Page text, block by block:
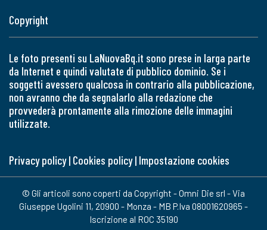
Copyright
Le foto presenti su LaNuovaBq.it sono prese in larga parte
da Internet e quindi valutate di pubblico dominio. Se i
soggetti avessero qualcosa in contrario alla pubblicazione,
non avranno che da segnalarlo alla redazione che
provvederà prontamente alla rimozione delle immagini
utilizzate.
Privacy policy| Cookies policy| Impostazione cookies
© Gli articoli sono coperti da Copyright - Omni Die srl - Via
Giuseppe Ugolini 11, 20900 - Monza - MB P.Iva 08001620965 -
Iscrizione al ROC 35190